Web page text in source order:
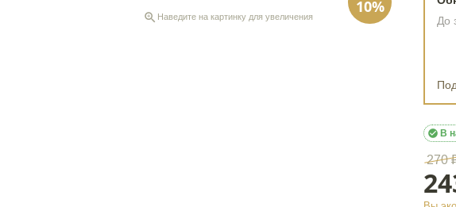
 Наведите на картинку для увеличения
До
В

270